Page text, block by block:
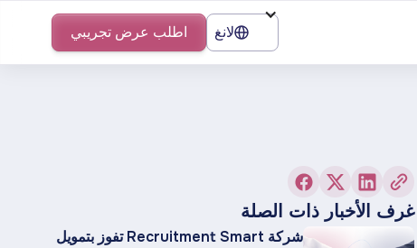
لانغ اطلب عرض تجريبي
غرف الأخبار ذات الصلة
شركة Recruitment Smart تفوز بتمويل